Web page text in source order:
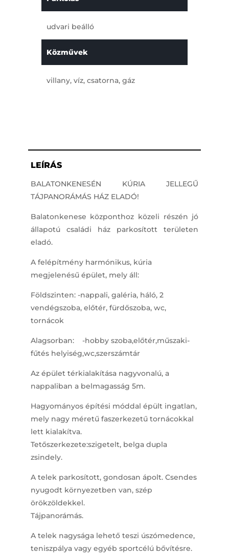
udvari beálló
Közművek
villany, víz, csatorna, gáz
LEÍRÁS
BALATONKENESÉN KÚRIA JELLEGŰ
TÁJPANORÁMÁS HÁZ ELADÓ!
Balatonkenese központhoz közeli részén jó
állapotú családi ház parkosított területen
eladó.
A felépítmény harmónikus, kúria
megjelenésű épület, mely áll:
Földszinten: -nappali, galéria, háló, 2
vendégszoba, előtér, fürdőszoba, wc,
tornácok
Alagsorban: -hobby szoba,előtér,műszaki-
fűtés helyiség,wc,szerszámtár
Az épület térkialakítása nagyvonalú, a
nappaliban a belmagasság 5m.
Hagyományos építési móddal épült ingatlan,
mely nagy méretű faszerkezetű tornácokkal
lett kialakítva.
Tetőszerkezete:szigetelt, belga dupla
zsindely.
A telek parkosított, gondosan ápolt. Csendes
nyugodt környezetben van, szép
örökzöldekkel.
Tájpanorámás.
A telek nagysága lehető teszi úszómedence,
teniszpálya vagy egyéb sportcélú bővítésre.